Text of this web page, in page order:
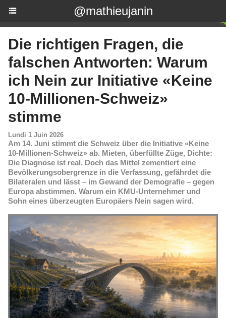
@mathieujanin
Die richtigen Fragen, die
falschen Antworten: Warum
ich Nein zur Initiative «Keine
10-Millionen-Schweiz»
stimme
Lundi 1 Juin 2026
Am 14. Juni stimmt die Schweiz über die Initiative «Keine
10-Millionen-Schweiz» ab. Mieten, überfüllte Züge, Dichte:
Die Diagnose ist real. Doch das Mittel zementiert eine
Bevölkerungsobergrenze in die Verfassung, gefährdet die
Bilateralen und lässt – im Gewand der Demografie – gegen
Europa abstimmen. Warum ein KMU-Unternehmer und
Sohn eines überzeugten Europäers Nein sagen wird.